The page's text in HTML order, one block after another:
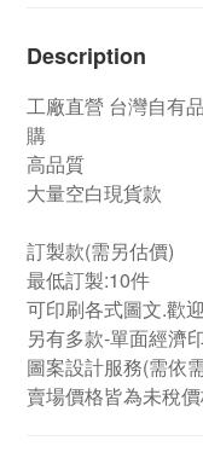
Description
工廠直營 台灣自有
購
高品質
大量空白現貨款
訂製款(需另估價)
最低訂製:10件
可印刷各式圖文.歡
另有多款-單面經濟
圖案設計服務(需依
賣場價格皆為未稅